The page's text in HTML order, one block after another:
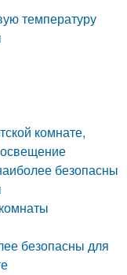
температуру
комнате,
безопасны
безопасны для